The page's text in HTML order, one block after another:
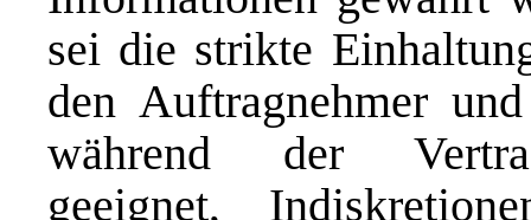
sei die strikte
den Auftragnehmer
während der
geeignet,